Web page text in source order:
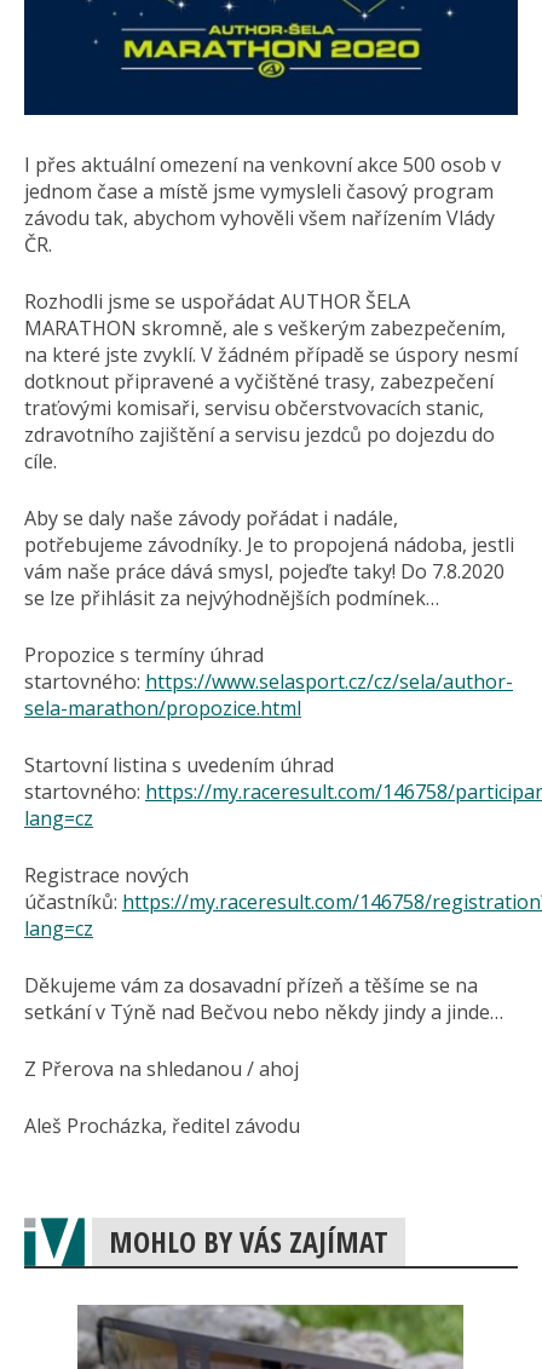
I přes aktuální omezení na venkovní akce 500 osob v
jednom čase a místě jsme vymysleli časový program
závodu tak, abychom vyhověli všem nařízením Vlády
ČR.
Rozhodli jsme se uspořádat AUTHOR ŠELA
MARATHON skromně, ale s veškerým zabezpečením,
na které jste zvyklí. V žádném případě se úspory nesmí
dotknout připravené a vyčištěné trasy, zabezpečení
traťovými komisaři, servisu občerstvovacích stanic,
zdravotního zajištění a servisu jezdců po dojezdu do
cíle.
Aby se daly naše závody pořádat i nadále,
potřebujeme závodníky. Je to propojená nádoba, jestli
vám naše práce dává smysl, pojeďte taky! Do 7.8.2020
se lze přihlásit za nejvýhodnějších podmínek…
Propozice s termíny úhrad
startovného: https://www.selasport.cz/cz/sela/author-
sela-marathon/propozice.html
Startovní listina s uvedením úhrad
startovného: https://my.raceresult.com/146758/
lang=cz
Registrace nových
účastníků: https://my.raceresult.com/146758/
lang=cz
Děkujeme vám za dosavadní přízeň a těšíme se na
setkání v Týně nad Bečvou nebo někdy jindy a jinde…
Z Přerova na shledanou / ahoj
Aleš Procházka, ředitel závodu
MOHLO BY VÁS ZAJÍMAT